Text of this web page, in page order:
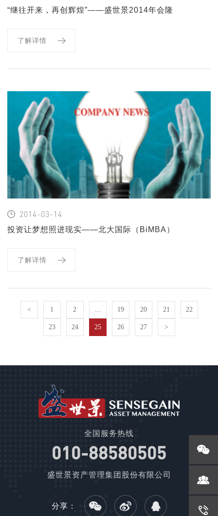
“继往开来，再创辉煌”——盛世景2014年会隆
了解详情
2014-03-14
投资让梦想照进现实——北大国际（BiMBA）
了解详情
< 1 2 ... 19 20 21 22
23 24 25 26 27 >
全国服务热线
010-88580505
盛世景资产管理集团股份有限公司
分享：